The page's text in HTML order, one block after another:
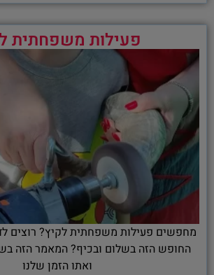
פעילות משפחתית
מחפשים פעילות משפחתית לקיץ? רוצים
החופש הזה בשלום ובכיף? המאמר הזה
ואתו הזמן שלנו